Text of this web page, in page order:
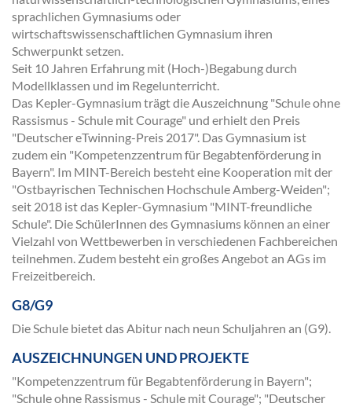
sprachlichen Gymnasiums oder
wirtschaftswissenschaftlichen Gymnasium ihren
Schwerpunkt setzen.
Seit 10 Jahren Erfahrung mit (Hoch-)Begabung durch
Modellklassen und im Regelunterricht.
Das Kepler-Gymnasium trägt die Auszeichnung "Schule ohne
Rassismus - Schule mit Courage" und erhielt den Preis
"Deutscher eTwinning-Preis 2017". Das Gymnasium ist
zudem ein "Kompetenzzentrum für Begabtenförderung in
Bayern". Im MINT-Bereich besteht eine Kooperation mit der
"Ostbayrischen Technischen Hochschule Amberg-Weiden";
seit 2018 ist das Kepler-Gymnasium "MINT-freundliche
Schule". Die SchülerInnen des Gymnasiums können an einer
Vielzahl von Wettbewerben in verschiedenen Fachbereichen
teilnehmen. Zudem besteht ein großes Angebot an AGs im
Freizeitbereich.
G8/G9
Die Schule bietet das Abitur nach neun Schuljahren an (G9).
AUSZEICHNUNGEN UND PROJEKTE
"Kompetenzzentrum für Begabtenförderung in Bayern";
"Schule ohne Rassismus - Schule mit Courage"; "Deutscher